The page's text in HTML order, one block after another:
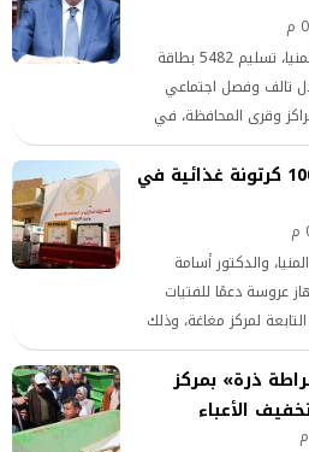
أعلن اللواء عماد كدواني، محافظ المنيا، تسليم 5482 بطاقة
تالف وفصل اجتماعي
وقرى المحافظة، في
وتيسير حصول
المدعمة.
توزيع 15 جهاز عروسة و1000 كرتونة غذائية في
والدكتور أسامة
وزير الأوقاف، توزيع 15 جهاز عروسة دعمًا للفتيات
لمركز مغاغة، وذلك
الاجتماعية ودعم
يُسلم 48 «فراطة ذرة» بمركز
الأعباء